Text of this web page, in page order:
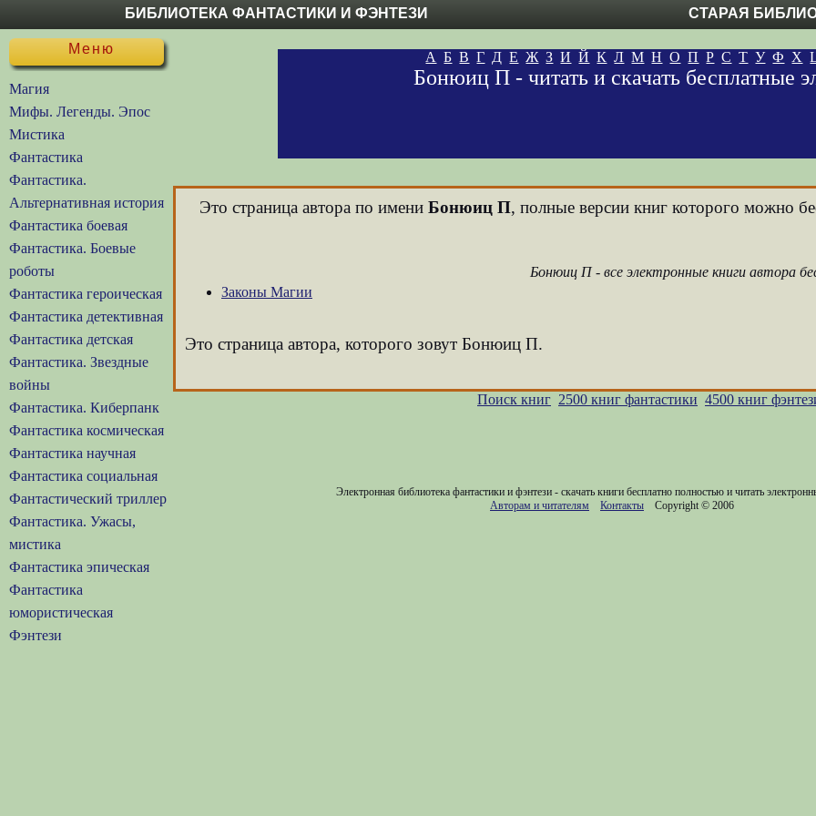
БИБЛИОТЕКА ФАНТАСТИКИ И ФЭНТЕЗИ СТАРАЯ
Меню
Магия
Мифы. Легенды. Эпос
Мистика
Фантастика
Фантастика.
Альтернативная история
Фантастика боевая
Фантастика. Боевые
роботы
Фантастика героическая
Фантастика детективная
Фантастика детская
Фантастика. Звездные
войны
Фантастика. Киберпанк
Фантастика космическая
Фантастика научная
Фантастика социальная
Фантастический триллер
Фантастика. Ужасы,
мистика
Фантастика эпическая
Фантастика
юмористическая
Фэнтези
А Б В Г Д Е Ж З И Й К Л М Н О П Р С Т У Ф Х
Бонюиц П - читать и скачать бесплатные
Это страница автора по имени Бонюиц П, полные версии книг которого можно
Бонюиц П - все электронные книги автора
Законы Магии
Это страница автора, которого зовут Бонюиц П.
Поиск книг 2500 книг фантастики 4500 книг
Электронная библиотека фантастики и фэнтези - скачать книги бесплатно полностью и читать
Авторам и читателям
Контакты Copyright © 2006